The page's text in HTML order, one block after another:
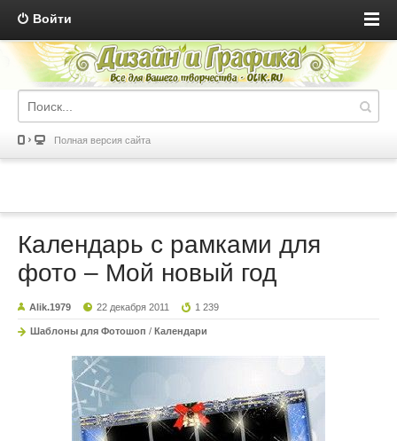
Войти
Полная версия сайта
Календарь с рамками для
фото – Мой новый год
Alik.1979 22 декабря 2011 1 239
Шаблоны для Фотошоп / Календари